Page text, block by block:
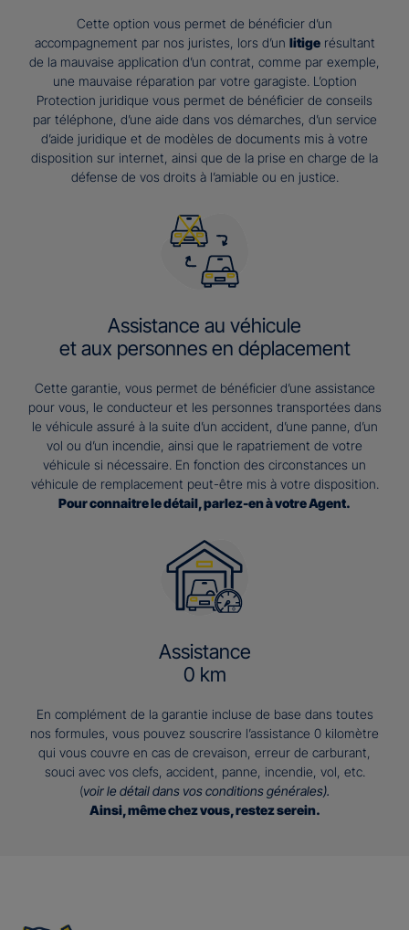
Cette option vous permet de bénéficier d’un
accompagnement par nos juristes, lors d’un litigerésultant
de la mauvaise application d’un contrat, comme par exemple,
une mauvaise réparation par votre garagiste. L’option
Protection juridique vous permet de bénéficier de conseils
par téléphone, d’une aide dans vos démarches, d’un service
d’aide juridique et de modèles de documents mis à votre
disposition sur internet, ainsi que de la prise en charge de la
défense de vos droits à l’amiable ou en justice.
Assistance au véhicule
et aux personnes en déplacement
Cette garantie, vous permet de bénéficier d’une assistance
pour vous, le conducteur et les personnes transportées dans
le véhicule assuré à la suite d’un accident, d’une panne, d’un
vol ou d’un incendie, ainsi que le rapatriement de votre
véhicule si nécessaire. En fonction des circonstances un
véhicule de remplacement peut-être mis à votre disposition.
Pour connaitre le détail, parlez-en à votre Agent.
Assistance
0 km
En complément de la garantie incluse de base dans toutes
nos formules, vous pouvez souscrire l’assistance 0 kilomètre
qui vous couvre en cas de crevaison, erreur de carburant,
souci avec vos clefs, accident, panne, incendie, vol, etc.
(voir le détail dans vos conditions générales).
Ainsi, même chez vous, restez serein.